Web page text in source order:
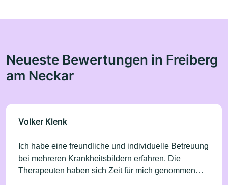
Neueste Bewertungen in Freiberg
am Neckar
Volker Klenk
Ich habe eine freundliche und individuelle Betreuung
bei mehreren Krankheitsbildern erfahren. Die
Therapeuten haben sich Zeit für mich genommen